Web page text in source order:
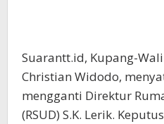
Suarantt.id, Kupang-
Christian Widodo,
mengganti Direktur
(RSUD) S.K. Lerik.